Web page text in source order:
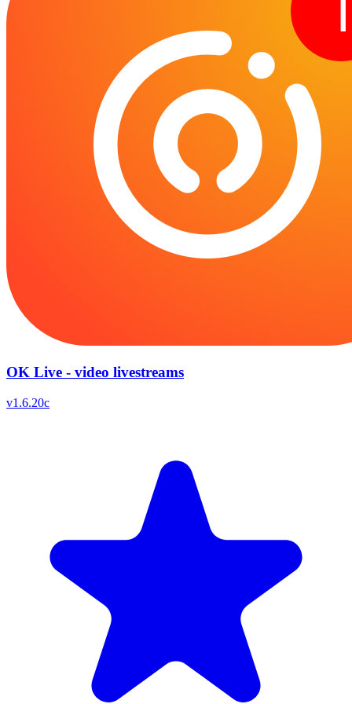
OK Live - video livestreams
v1.6.20c